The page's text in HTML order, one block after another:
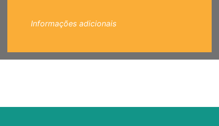
Informações adicionais